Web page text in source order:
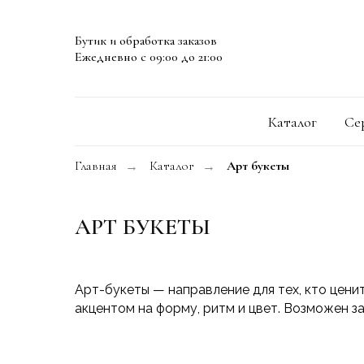
Бутик и обработка заказов
Ежедневно с 09:00 до 21:00
Каталог
Главная → Каталог → Арт букеты
АРТ БУКЕТЫ
Арт-букеты — направление для тех, кто
акцентом на форму, ритм и цвет. Возможен